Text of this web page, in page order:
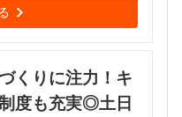
くりに注力！キ
度も充実◎土日